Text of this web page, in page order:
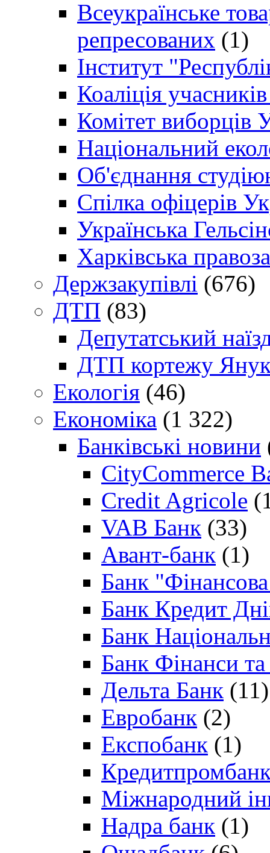
Всеукраїнське
репресованих (1)
Інститут
Коаліція
Комітет виборців
Національний
Об'єднання
Спілка офіцерів
Українська
Харківська
Держзакупівлі (676)
ДТП (83)
Депутатський
ДТП кортежу
Екологія (46)
Економіка (1 322)
Банківські новини
CityCommerce
Credit Agricole
VAB Банк (33)
Авант-банк (1)
Банк "Фінансова
Банк Кредит
Банк
Банк Фінанси
Дельта Банк (11)
Евробанк (2)
Експобанк (1)
Міжнародний
Надра банк (1)